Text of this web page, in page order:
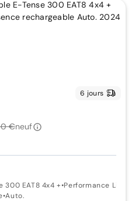
6 jours
300 EAT8 4x4 +•Performance Line
•Auto.
€neuf